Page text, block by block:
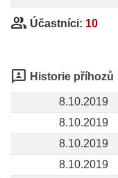
group Účastníci: 10
3p Historie příhozů
8.10.2019
8.10.2019
8.10.2019
8.10.2019